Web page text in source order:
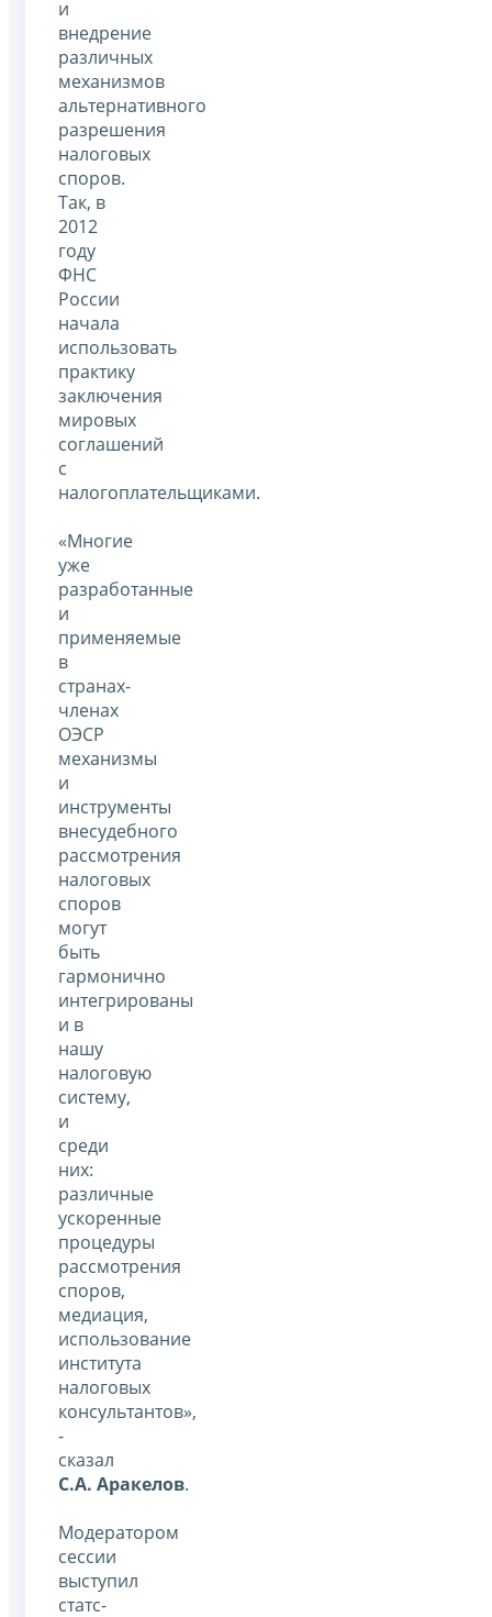
и
внедрение
различных
механизмов
альтернативного
разрешения
налоговых
споров.
Так, в
2012
году
ФНС
России
начала
использовать
практику
заключения
мировых
соглашений
с
налогоплательщиками.
«Многие
уже
разработанные
и
применяемые
в
странах-
членах
ОЭСР
механизмы
и
инструменты
внесудебного
рассмотрения
налоговых
споров
могут
быть
гармонично
интегрированы
и в
нашу
налоговую
систему,
и
среди
них:
различные
ускоренные
процедуры
рассмотрения
споров,
медиация,
использование
института
налоговых
консультантов»,
-
сказал
С.А. Аракелов.
Модератором
сессии
выступил
статс-